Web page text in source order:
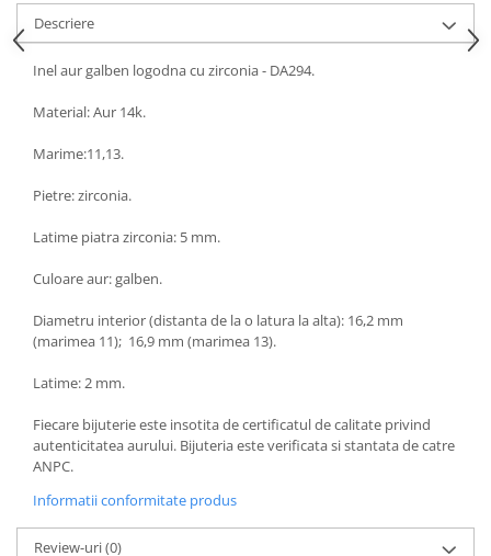
Descriere
Inel aur galben logodna cu zirconia - DA294.
Material: Aur 14k.
Marime:11,13.
Pietre: zirconia.
Latime piatra zirconia: 5 mm.
Culoare aur: galben.
Diametru interior (distanta de la o latura la alta): 16,2 mm
(marimea 11); 16,9 mm (marimea 13).
Latime: 2 mm.
Fiecare bijuterie este insotita de certificatul de calitate privind
autenticitatea aurului. Bijuteria este verificata si stantata de catre
ANPC.
Informatii conformitate produs
Review-uri(0)